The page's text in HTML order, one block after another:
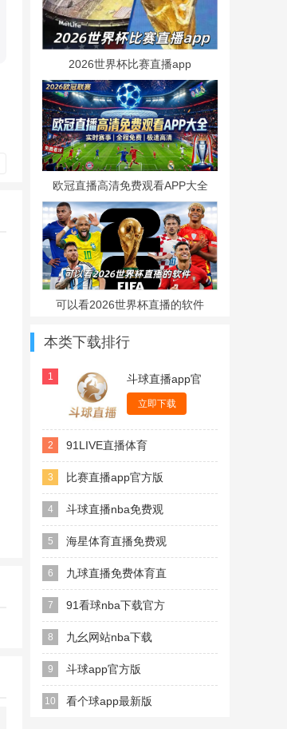
2026世界杯比赛直播app
欧冠直播高清免费观看APP大全
可以看2026世界杯直播的软件
本类下载排行
1
斗球直播app官
方版
立即下载
2 91LIVE直播体育
NBAapp
3 比赛直播app官方版
4 斗球直播nba免费观
看
5 海星体育直播免费观
看
6 九球直播免费体育直
播
7 91看球nba下载官方
免费版
8 九幺网站nba下载
app免费版
9 斗球app官方版
10 看个球app最新版